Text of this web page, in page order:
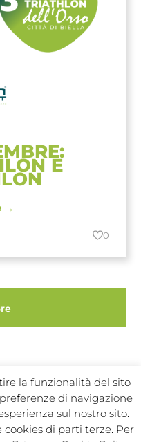
E
→
0
Dilettantistica | C.F./P.I.
la funzionalità del sito
di navigazione
sul nostro sito.
di parti terze. Per